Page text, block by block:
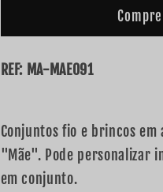
REF: MA-MAE091
Conjuntos fio e brincos em
"Mãe". Pode personalizar
em conjunto.